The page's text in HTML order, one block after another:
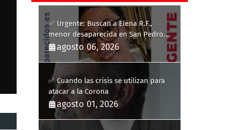
✅ Urgente: Buscan a Elena R.F.,
menor desaparecida en San Pedro
del Pinatar
agosto 06, 2026
✅ Cuando las crisis se utilizan para
atacar a la Corona
agosto 01, 2026